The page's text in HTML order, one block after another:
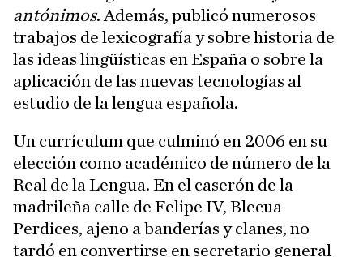
antónimos. Además, publicó numerosos
trabajos de lexicografía y sobre historia de
las ideas lingüísticas en España o sobre la
aplicación de las nuevas tecnologías al
estudio de la lengua española.
Un currículum que culminó en 2006 en su
elección como académico de número de la
Real de la Lengua. En el caserón de la
madrileña calle de Felipe IV, Blecua
Perdices, ajeno a banderías y clanes, no
tardó en convertirse en secretario general